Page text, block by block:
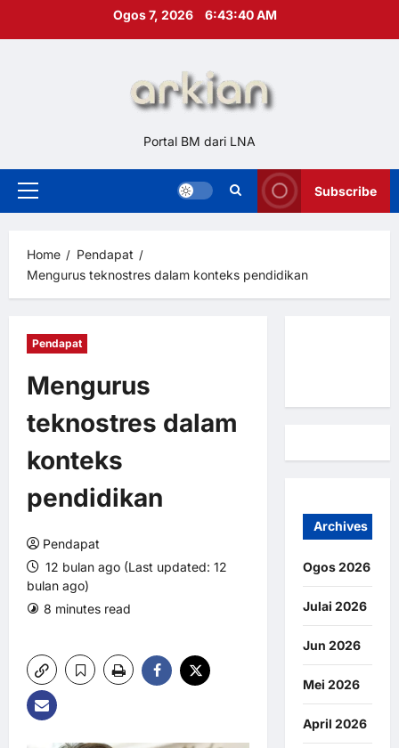
Ogos 7, 2026 6:43:41 AM
Portal BM dari LNA
Primary
Subscribe
Home
Pendapat
Mengurus teknostres dalam konteks pendidikan
Pendapat
Mengurus
teknostres dalam
konteks
pendidikan
Pendapat
12 bulan ago (Last updated: 12
bulan ago)
8 minutes read
Archives
Ogos 2026
Julai 2026
Jun 2026
Mei 2026
April 2026